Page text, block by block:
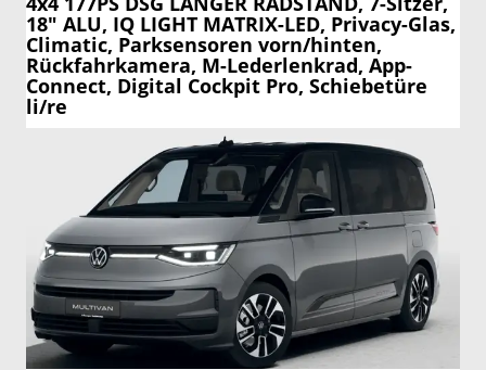
18" ALU, IQ LIGHT MATRIX-LED, Privacy-Glas,
Climatic, Parksensoren vorn/hinten,
Rückfahrkamera, M-Lederlenkrad, App-
Connect, Digital Cockpit Pro, Schiebetüre
li/re